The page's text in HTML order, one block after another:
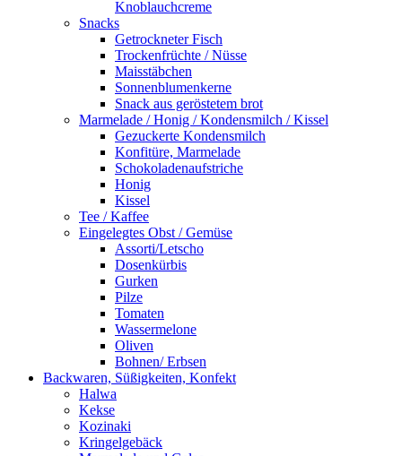
Knoblauchcreme
Snacks
Getrockneter Fisch
Trockenfrüchte / Nüsse
Maisstäbchen
Sonnenblumenkerne
Snack aus geröstetem brot
Marmelade / Honig / Kondensmilch / Kissel
Gezuckerte Kondensmilch
Konfitüre, Marmelade
Schokoladenaufstriche
Honig
Kissel
Tee / Kaffee
Eingelegtes Obst / Gemüse
Assorti/Letscho
Dosenkürbis
Gurken
Pilze
Tomaten
Wassermelone
Oliven
Bohnen/ Erbsen
Backwaren, Süßigkeiten, Konfekt
Halwa
Kekse
Kozinaki
Kringelgebäck